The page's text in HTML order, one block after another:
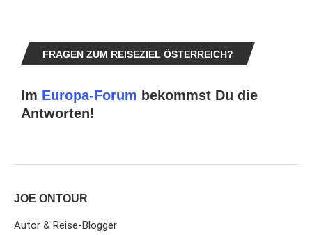
FRAGEN ZUM REISEZIEL ÖSTERREICH?
Im Europa-Forum bekommst Du die
Antworten!
JOE ONTOUR
Autor & Reise-Blogger